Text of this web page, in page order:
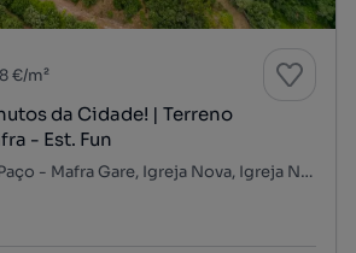
€/m²
da Cidade! | Terreno
- Est. Fun
Rua da Azenha do Paço - Mafra Gare, Igreja Nova, Igreja Nova e Cheleiros, Mafra, Lisboa